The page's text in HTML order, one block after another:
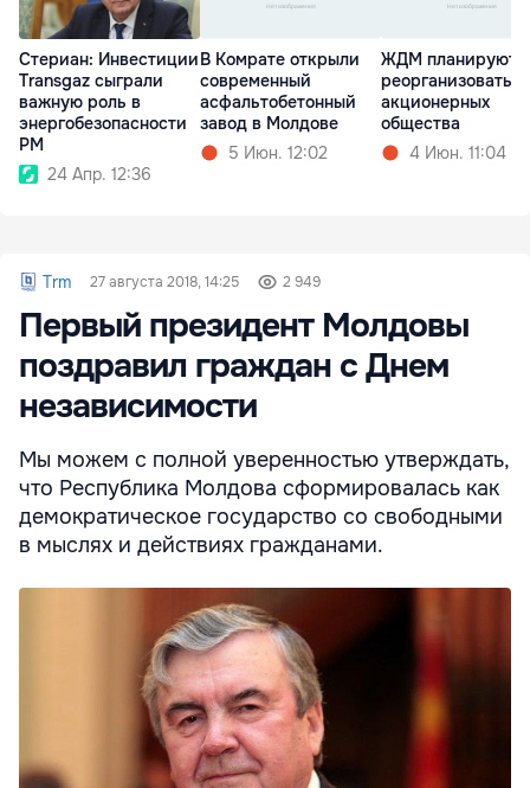
Стериан: Инвестиции
Transgaz сыграли
важную роль в
энергобезопасности
РМ
24 Апр. 12:36
В Комрате открыли
современный
асфальтобетонный
завод в Молдове
5 Июн. 12:02
ЖДМ планируют
реорганизовать
акционерных
общества
4 Июн. 11:04
Trm 27 августа 2018, 14:25 2 949
Первый президент Молдовы
поздравил граждан с Днем
независимости
Мы можем с полной уверенностью утверждать,
что Республика Молдова сформировалась как
демократическое государство со свободными
в мыслях и действиях гражданами.